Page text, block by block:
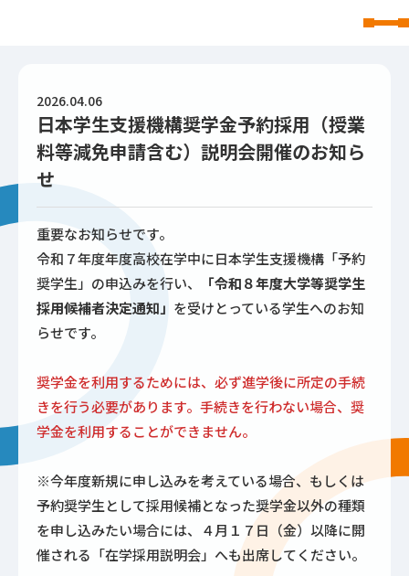
2026.04.06
日本学生支援機構奨学金予約採用（授業
料等減免申請含む）説明会開催のお知ら
せ
重要なお知らせです。
令和７年度年度高校在学中に日本学生支援機構「予約
奨学生」の申込みを行い、
「令和８年度大学等奨学生
採用候補者決定通知」 を受けとっている学生へのお知
らせです。
奨学金を利用するためには、必ず進学後に所定の手続
きを行う必要があります。手続きを行わない場合、奨
学金を利用することができません。
※今年度新規に申し込みを考えている場合、もしくは
予約奨学生として採用候補となった奨学金以外の種類
を申し込みたい場合には、４月１７日（金）以降に開
催される「在学採用説明会」へも出席してください。